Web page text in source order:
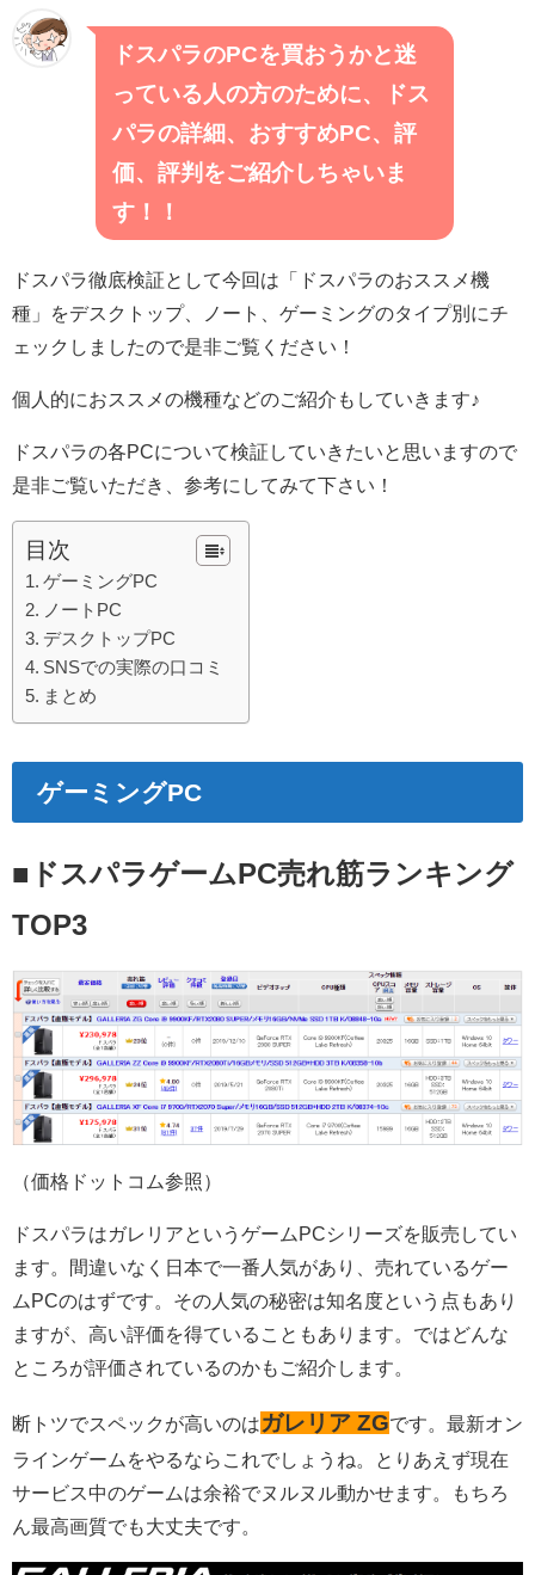
ドスパラのPCを買おうかと迷
っている人の方のために、ドス
パラの詳細、おすすめPC、評
価、評判をご紹介しちゃいま
す！！
ドスパラ徹底検証として今回は「ドスパラのおススメ機
種」をデスクトップ、ノート、ゲーミングのタイプ別にチ
ェックしましたので是非ご覧ください！
個人的におススメの機種などのご紹介もしていきます♪
ドスパラの各PCについて検証していきたいと思いますので
是非ご覧いただき、参考にしてみて下さい！
目次
ゲーミングPC
ノートPC
デスクトップPC
SNSでの実際の口コミ
まとめ
ゲーミングPC
■ドスパラゲームPC売れ筋ランキング
TOP3
（価格ドットコム参照）
ドスパラはガレリアというゲームPCシリーズを販売してい
ます。
間違いなく日本で一番人気があり、売れているゲー
ムPCのはずです。その人気の秘密は知名度という点もあり
ますが、高い評価を得ていることもあります。ではどんな
ところが評価されているのかもご紹介します。
断トツでスペックが高いのはガレリア ZGです。最新オン
ラインゲームをやるならこれでしょうね。とりあえず現在
サービス中のゲームは余裕でヌルヌル動かせます。もちろ
ん最高画質でも大丈夫です。